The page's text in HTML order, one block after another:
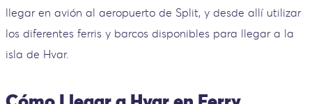
llegar en avión al aeropuerto de Split, y desde allí utilizar
los diferentes ferris y barcos disponibles para llegar a la
isla de Hvar.